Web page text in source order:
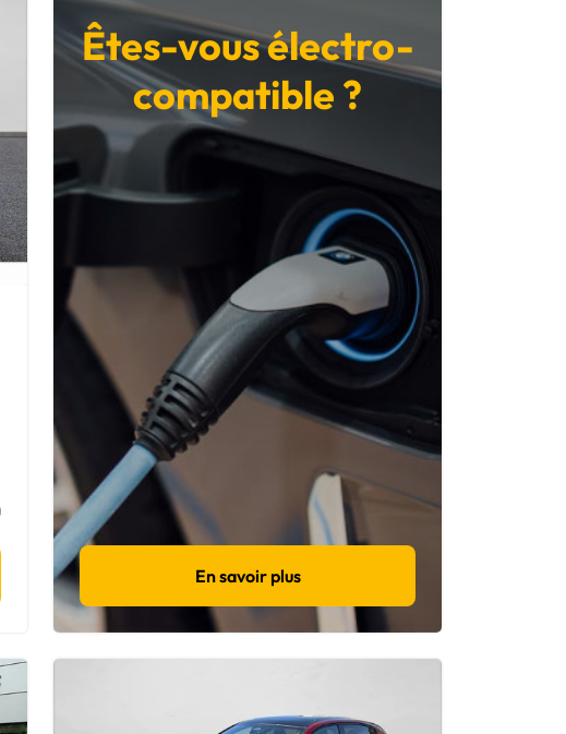
Êtes-vous électro-
compatible ?
En savoir plus